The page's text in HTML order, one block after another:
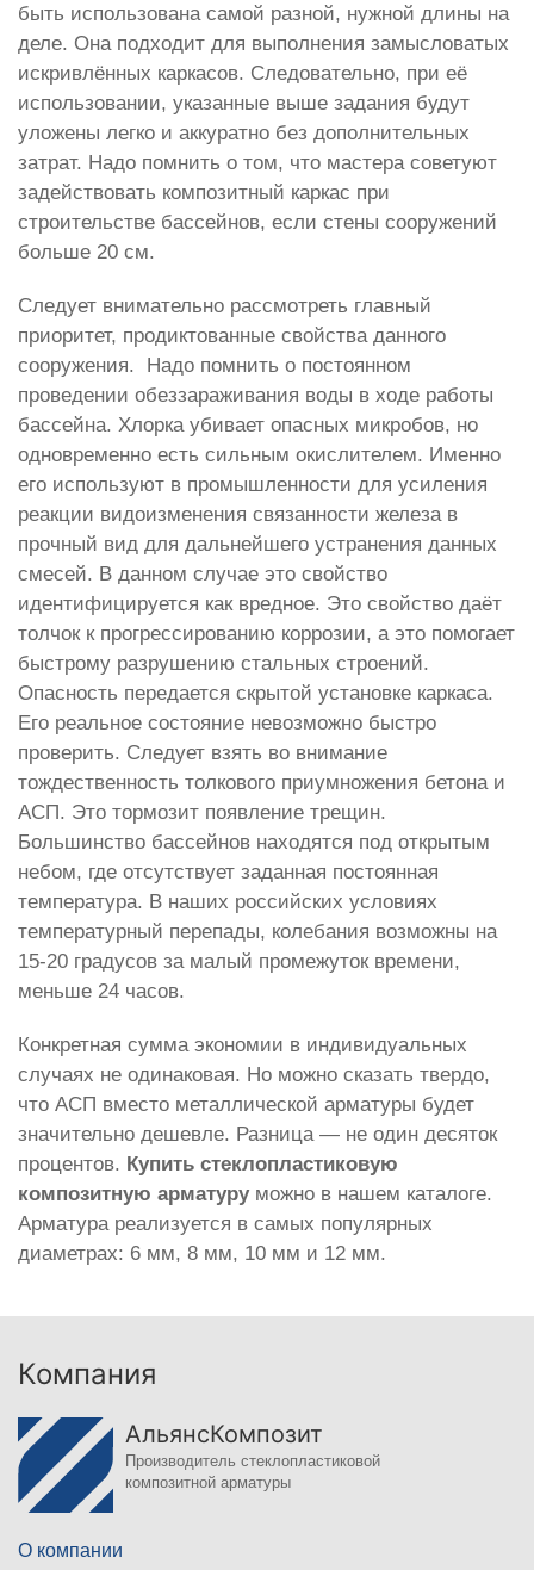
быть использована самой разной, нужной длины на
деле. Она подходит для выполнения замысловатых
искривлённых каркасов. Следовательно, при её
использовании, указанные выше задания будут
уложены легко и аккуратно без дополнительных
затрат. Надо помнить о том, что мастера советуют
задействовать композитный каркас при
строительстве бассейнов, если стены сооружений
больше 20 см.
Следует внимательно рассмотреть главный
приоритет, продиктованные свойства данного
сооружения. Надо помнить о постоянном
проведении обеззараживания воды в ходе работы
бассейна. Хлорка убивает опасных микробов, но
одновременно есть сильным окислителем. Именно
его используют в промышленности для усиления
реакции видоизменения связанности железа в
прочный вид для дальнейшего устранения данных
смесей. В данном случае это свойство
идентифицируется как вредное. Это свойство даёт
толчок к прогрессированию коррозии, а это помогает
быстрому разрушению стальных строений.
Опасность передается скрытой установке каркаса.
Его реальное состояние невозможно быстро
проверить. Следует взять во внимание
тождественность толкового приумножения бетона и
АСП. Это тормозит появление трещин.
Большинство бассейнов находятся под открытым
небом, где отсутствует заданная постоянная
температура. В наших российских условиях
температурный перепады, колебания возможны на
15-20 градусов за малый промежуток времени,
меньше 24 часов.
Конкретная сумма экономии в индивидуальных
случаях не одинаковая. Но можно сказать твердо,
что АСП вместо металлической арматуры будет
значительно дешевле. Разница — не один десяток
процентов. Купить стеклопластиковую
композитную арматуруможно в нашем каталоге.
Арматура реализуется в самых популярных
диаметрах: 6 мм, 8 мм, 10 мм и 12 мм.
Компания
АльянсКомпозит
Производитель стеклопластиковой
композитной арматуры
О компании